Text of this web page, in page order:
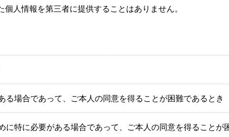
人情報を第三者に提供することはありません。
場合であって、ご本人の同意を得ることが困難であるとき
特に必要がある場合であって、ご本人の同意を得ることが